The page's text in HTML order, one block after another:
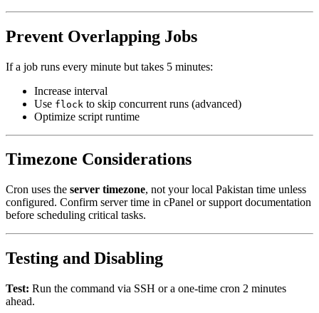
Prevent Overlapping Jobs
If a job runs every minute but takes 5 minutes:
Increase interval
Use flock to skip concurrent runs (advanced)
Optimize script runtime
Timezone Considerations
Cron uses the server timezone, not your local Pakistan time unless
configured. Confirm server time in cPanel or support documentation
before scheduling critical tasks.
Testing and Disabling
Test: Run the command via SSH or a one-time cron 2 minutes
ahead.